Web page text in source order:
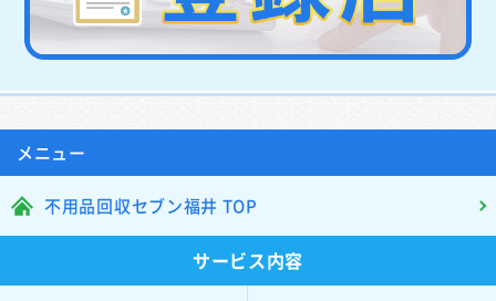
メニュー
不用品回収セブン福井 TOP
サービス内容